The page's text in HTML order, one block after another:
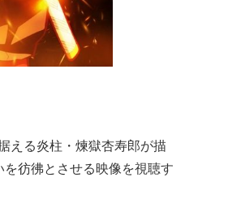
える炎柱・煉獄杏寿郎が描
彷彿とさせる映像を視聴す